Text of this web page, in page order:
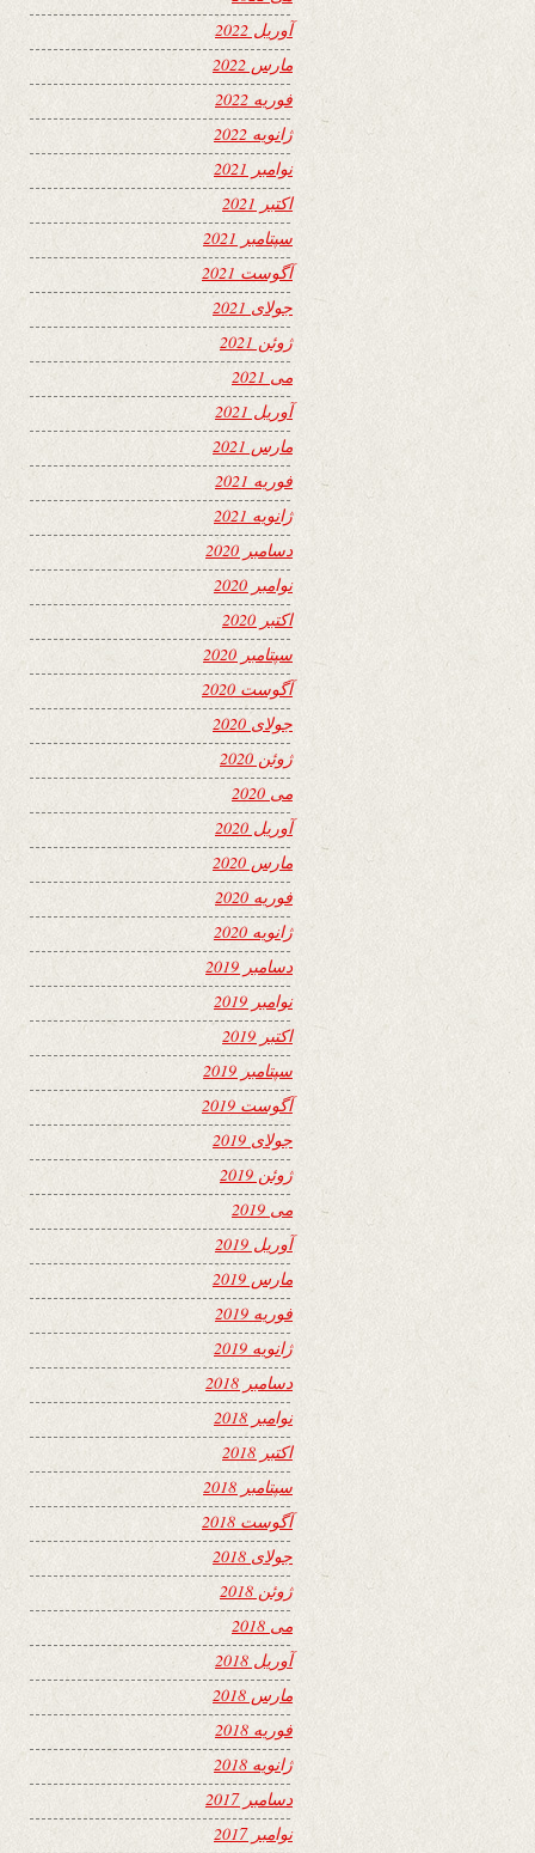
آوریل 2022
مارس 2022
فوریه 2022
ژانویه 2022
نوامبر 2021
اکتبر 2021
سپتامبر 2021
آگوست 2021
جولای 2021
ژوئن 2021
می 2021
آوریل 2021
مارس 2021
فوریه 2021
ژانویه 2021
دسامبر 2020
نوامبر 2020
اکتبر 2020
سپتامبر 2020
آگوست 2020
جولای 2020
ژوئن 2020
می 2020
آوریل 2020
مارس 2020
فوریه 2020
ژانویه 2020
دسامبر 2019
نوامبر 2019
اکتبر 2019
سپتامبر 2019
آگوست 2019
جولای 2019
ژوئن 2019
می 2019
آوریل 2019
مارس 2019
فوریه 2019
ژانویه 2019
دسامبر 2018
نوامبر 2018
اکتبر 2018
سپتامبر 2018
آگوست 2018
جولای 2018
ژوئن 2018
می 2018
آوریل 2018
مارس 2018
فوریه 2018
ژانویه 2018
دسامبر 2017
نوامبر 2017